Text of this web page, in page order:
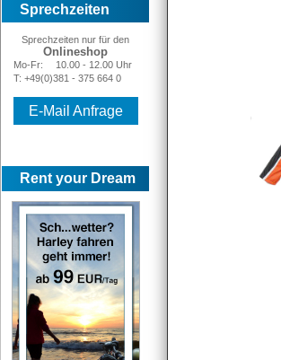
Sprechzeiten
Sprechzeiten nur für den
Onlineshop
Mo-Fr:
10.00 - 12.00 Uhr
T: +49(0)381 - 375 664 0
E-Mail Anfrage
Rent your Dream